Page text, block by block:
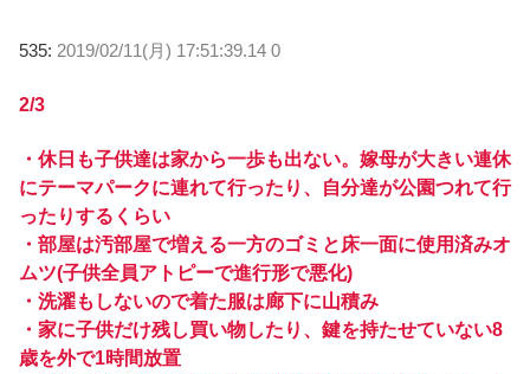
535: 2019/02/11(月) 17:51:39.14 0
2/3
・休日も子供達は家から一歩も出ない。嫁母が大きい連休
にテーマパークに連れて行ったり、自分達が公園つれて行
ったりするくらい
・部屋は汚部屋で増える一方のゴミと床一面に使用済みオ
ムツ(子供全員アトピーで進行形で悪化)
・洗濯もしないので着た服は廊下に山積み
・家に子供だけ残し買い物したり、鍵を持たせていない8
歳を外で1時間放置